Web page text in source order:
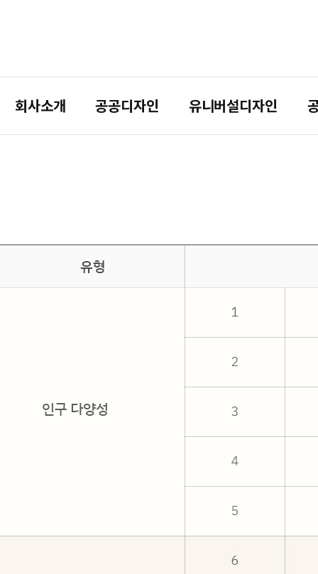
회사소개 공공디자인 유니버설디자인